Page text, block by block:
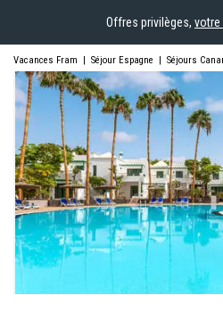
Offres privilèges, votre
Vacances Fram | Séjour Espagne | Séjours